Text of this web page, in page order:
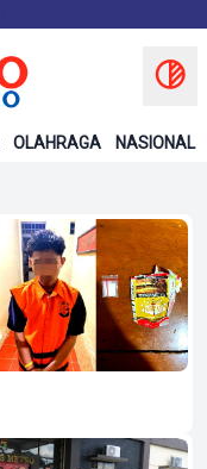
OLAHRAGA NASIONAL